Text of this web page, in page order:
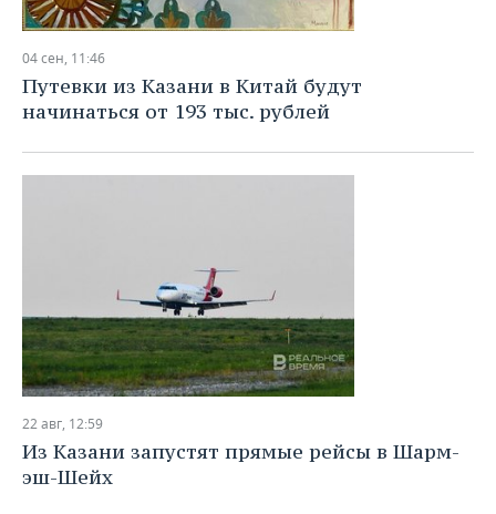
04 сен, 11:46
Путевки из Казани в Китай будут
начинаться от 193 тыс. рублей
22 авг, 12:59
Из Казани запустят прямые рейсы в Шарм-
эш-Шейх